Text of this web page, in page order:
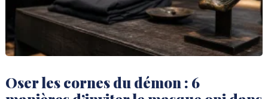
Oser les cornes du démon : 6